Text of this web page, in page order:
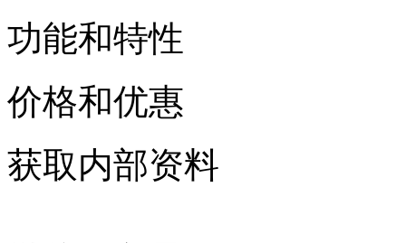
功能和特性
价格和优惠
获取内部资料